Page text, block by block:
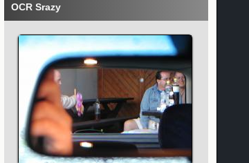
OCR Srazy